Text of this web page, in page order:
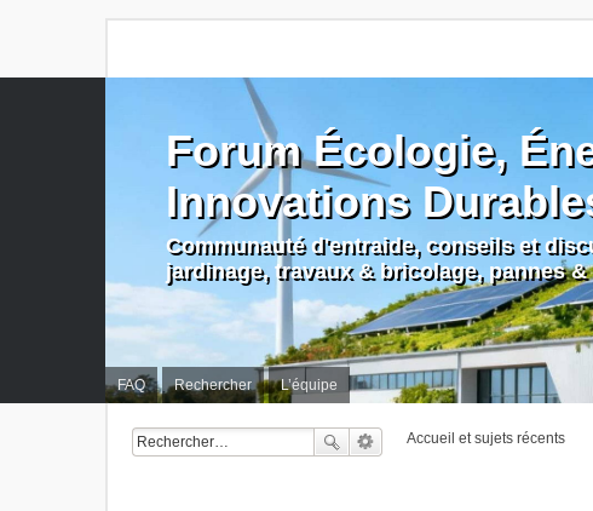
FAQ Rechercher L’équipe
Forum Écologie,
Innovations
Communauté d'entraide, conseils et
jardinage, travaux & bricolage, pannes
Accueil et sujets récents